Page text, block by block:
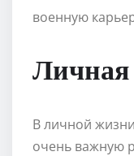
военную
Личная
В личной
очень важную